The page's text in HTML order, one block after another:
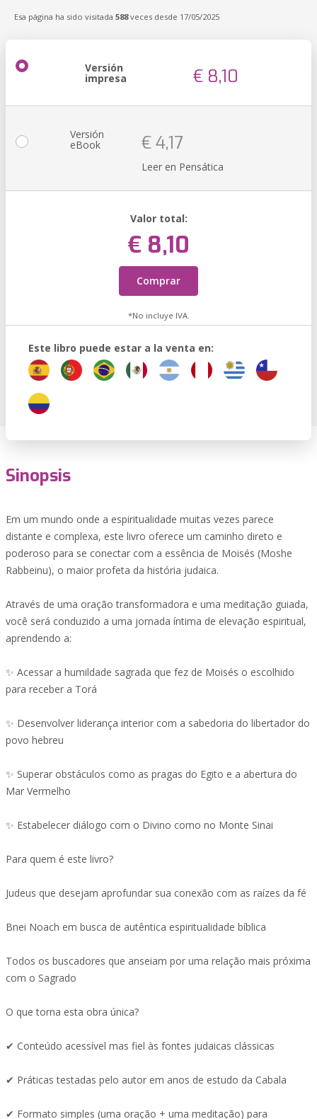
Esa página ha sido visitada 588veces desde 17/05/2025
Versión
impresa € 8,10
Versión
eBook € 4,17
Leer en Pensática
Valor total:
€ 8,10
Comprar
*No incluye IVA.
Este libro puede estar a la venta en:
Sinopsis
Em um mundo onde a espiritualidade muitas vezes parece
distante e complexa, este livro oferece um caminho direto e
poderoso para se conectar com a essência de Moisés (Moshe
Rabbeinu), o maior profeta da história judaica.
Através de uma oração transformadora e uma meditação guiada,
você será conduzido a uma jornada íntima de elevação espiritual,
aprendendo a:
✨ Acessar a humildade sagrada que fez de Moisés o escolhido
para receber a Torá
✨ Desenvolver liderança interior com a sabedoria do libertador do
povo hebreu
✨ Superar obstáculos como as pragas do Egito e a abertura do
Mar Vermelho
✨ Estabelecer diálogo com o Divino como no Monte Sinai
Para quem é este livro?
Judeus que desejam aprofundar sua conexão com as raízes da fé
Bnei Noach em busca de autêntica espiritualidade bíblica
Todos os buscadores que anseiam por uma relação mais próxima
com o Sagrado
O que torna esta obra única?
✔ Conteúdo acessível mas fiel às fontes judaicas clássicas
✔ Práticas testadas pelo autor em anos de estudo da Cabala
✔ Formato simples (uma oração + uma meditação) para